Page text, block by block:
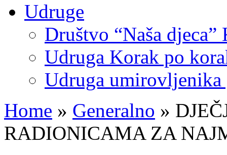
Udruge
Društvo “Naša djeca”
Udruga Korak po
Udruga umirovljenika
Home » Generalno »
RADIONICAMA ZA